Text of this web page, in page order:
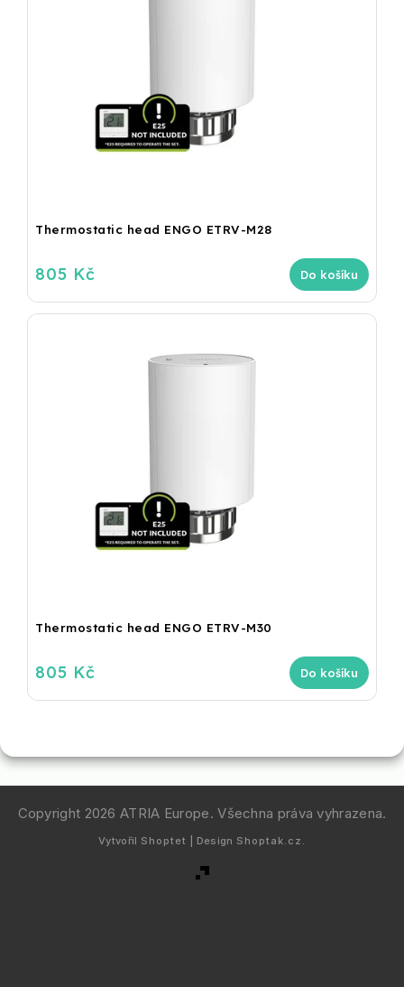
Thermostatic head ENGO ETRV-M28
805 Kč Do košíku
Thermostatic head ENGO ETRV-M30
805 Kč Do košíku
Copyright 2026ATRIA Europe. Všechna práva vyhrazena.
Vytvořil Shoptet | Design Shoptak.cz.